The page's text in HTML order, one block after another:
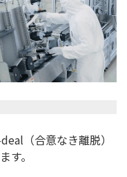
（合意なき離脱）
す。